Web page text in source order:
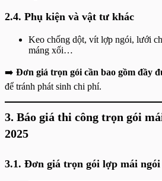
2.4. Phụ kiện và vật tư khác
Keo chống dột, vít lợp ngói, lưới
máng xối…
➡️ Đơn giá trọn gói cần bao gồm đầy
để tránh phát sinh chi phí.
3. Báo giá thi công trọn gói
2025
3.1. Đơn giá trọn gói lợp mái ngói